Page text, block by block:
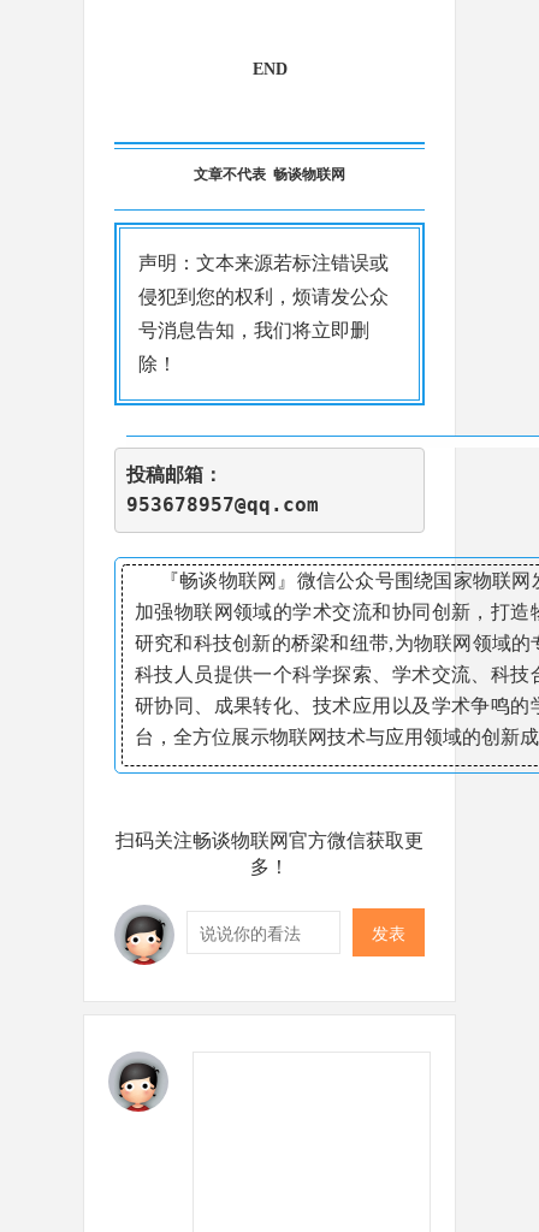
END
文章不代表 畅谈物联网
声明：文本来源若标注错误或
侵犯到您的权利，烦请发公众
号消息告知，我们将立即删
除！
投稿邮箱 ：
953678957@qq.com
『畅谈物联网』微信公众号围绕国家物联网
加强物联网领域的学术交流和协同创新，打造
研究和科技创新的桥梁和纽带,为物联网领域的
科技人员提供一个科学探索、学术交流、科技
研协同、成果转化、技术应用以及学术争鸣的
台，全方位展示物联网技术与应用领域的创新
扫码关注畅谈物联网官方微信获取更
多！
发表